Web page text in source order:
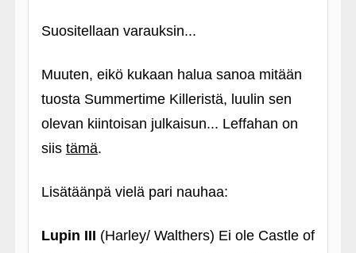
Suositellaan varauksin...
Muuten, eikö kukaan halua sanoa mitään
tuosta Summertime Killeristä, luulin sen
olevan kiintoisan julkaisun... Leffahan on
siis tämä.
Lisätäänpä vielä pari nauhaa:
Lupin III (Harley/ Walthers) Ei ole Castle of